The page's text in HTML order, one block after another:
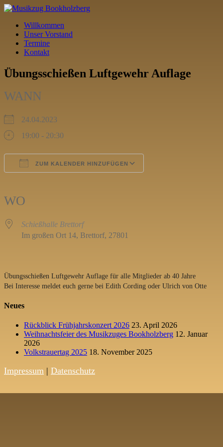
Willkommen
Unser Vorstand
Termine
Kontakt
Übungsschießen Luftgewehr Auflage
WANN
24.04.2023
19:00 - 20:30
ZUM KALENDER HINZUFÜGEN
WO
Schießhalle Brettorf
Im großen Ort 14, Brettorf, 27801
Übungsschießen Luftgewehr Auflage für alle Mitglieder ab 40 Jahre
Bei Interesse meldet euch gerne bei Edith Cording oder Ulrich von Otte
Neues
Rückblick Frühjahrskonzert 2026 23. April 2026
Weihnachtsfeier des Musikzuges Bookholzberg 12. Januar
2026
Volkstrauertag 2025 18. November 2025
Impressum | Datenschutz